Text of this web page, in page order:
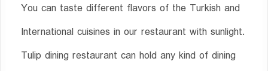
You can taste different flavors of the Turkish and
International cuisines in our restaurant with sunlight.
Tulip dining restaurant can hold any kind of dining